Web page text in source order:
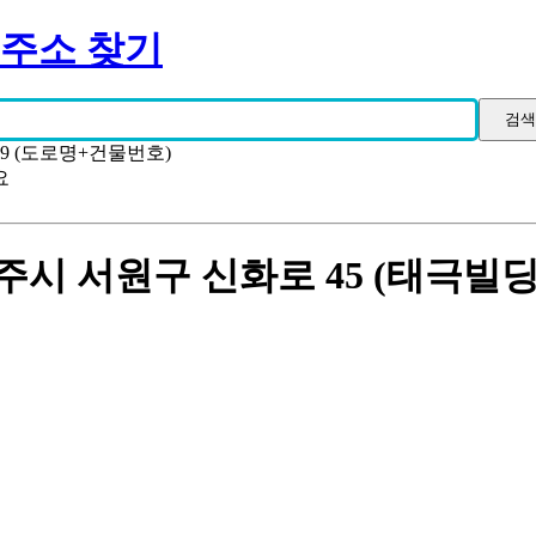
소 찾기
(도로명+건물번호)
시 서원구 신화로 45 (태극빌